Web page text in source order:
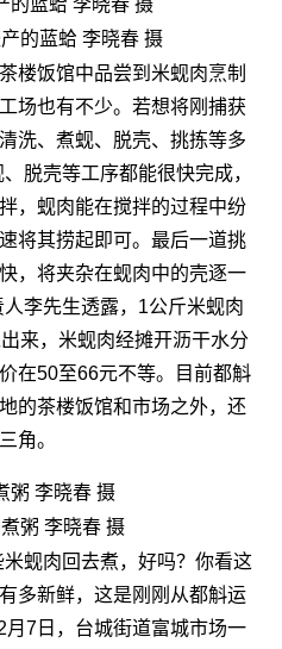
的蓝蛤 李晓春 摄
饭馆中品尝到米蚬肉烹制
场也有不少。若想将刚捕获
洗、煮蚬、脱壳、挑拣等多
脱壳等工序都能很快完成，
，蚬肉能在搅拌的过程中纷
将其捞起即可。最后一道挑
，将夹杂在蚬肉中的壳逐一
李先生透露，1公斤米蚬肉
来，米蚬肉经摊开沥干水分
在50至66元不等。目前都斛
的茶楼饭馆和市场之外，还
角。
粥 李晓春 摄
蚬肉回去煮，好吗？你看这
多新鲜，这是刚刚从都斛运
月7日，台城街道富城市场一